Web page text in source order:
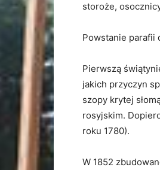
storoże,
Powstanie parafii
Pierwszą
jakich przyczyn
szopy krytej
rosyjskim.
roku 1780).
W 1852